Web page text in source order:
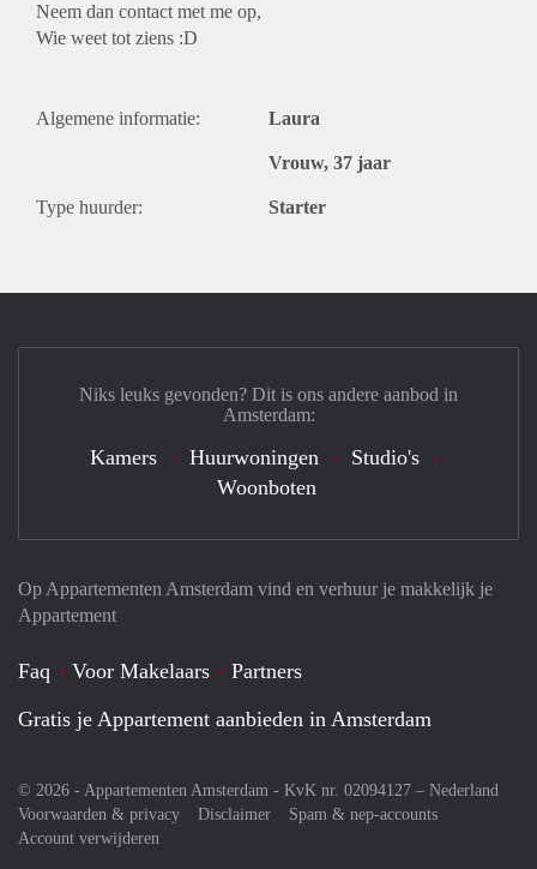
Neem dan contact met me op,
Wie weet tot ziens :D
Algemene informatie: Laura
Vrouw, 37 jaar
Type huurder: Starter
Op Appartementen Amsterdam vind en verhuur je makkelijk je
Appartement
Faq Voor Makelaars
Partners
Gratis je Appartement aanbieden in Amsterdam
© 2026 - Appartementen Amsterdam - KvK nr. 02094127 – Nederland
Voorwaarden & privacy
Disclaimer
Spam & nep-accounts
Account verwijderen
Niks leuks gevonden? Dit is ons andere aanbod in
Amsterdam:
Kamers Huurwoningen
Studio's
Woonboten